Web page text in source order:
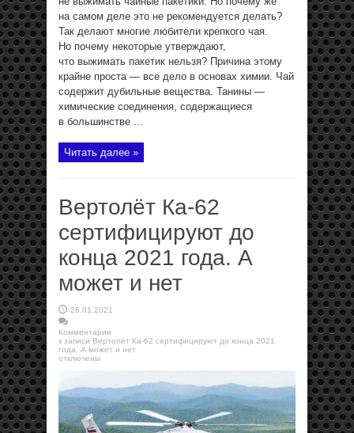
на самом деле это не рекомендуется делать?
Так делают многие любители крепкого чая.
Но почему некоторые утверждают,
что выжимать пакетик нельзя? Причина этому
крайне проста — все дело в основах химии. Чай
содержит дубильные вещества. Танины —
химические соединения, содержащиеся
в большинстве ...
Читать далее »
Вертолёт Ка-62
сертифицируют до
конца 2021 года. А
может и нет
26.01.2021
Комментарии
к записи Вертолёт Ка-62 сертифицируют до конца 2021
года. А может и нет
отключены